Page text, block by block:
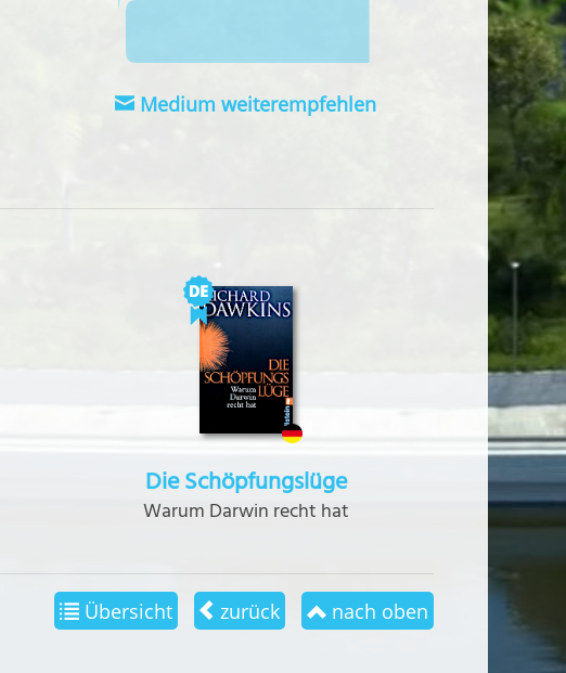
Medium weiterempfehlen
Die Schöpfungslüge
Warum Darwin recht hat
nach oben
zurück
Übersicht